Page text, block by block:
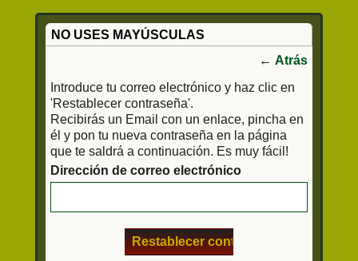
NO USES MAYÚSCULAS
← Atrás
Introduce tu correo electrónico y haz clic en
'Restablecer contraseña'.
Recibirás un Email con un enlace, pincha en
él y pon tu nueva contraseña en la página
que te saldrá a continuación. Es muy fácil!
Dirección de correo electrónico